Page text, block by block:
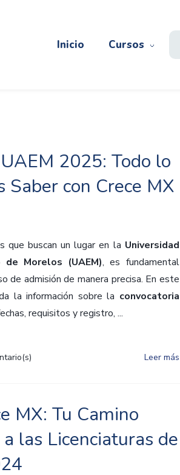
Inicio Cursos
2025: Todo lo
Saber con Crece MX
que buscan un lugar en la Universidad
Morelos (UAEM), es fundamental
de admisión de manera precisa. En este
la información sobre la convocatoria
requisitos y registro, ...
Leer más
MX: Tu Camino
las Licenciaturas de